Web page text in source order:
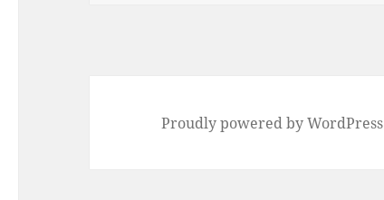
Proudly powered by WordPress